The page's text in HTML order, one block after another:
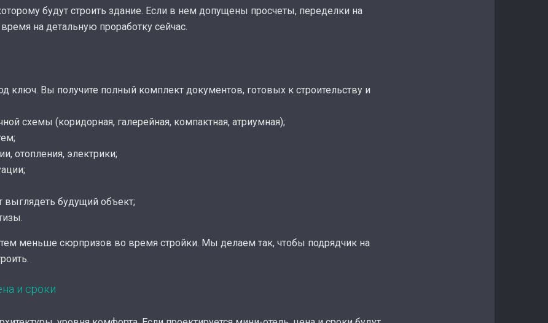
будут строить здание. Если в нем допущены просчеты, переделки на
на детальную проработку сейчас.
ключ. Вы получите полный комплект документов, готовых к строительству и
схемы (коридорная, галерейная, компактная, атриумная);
отопления, электрики;
выглядеть будущий объект;
меньше сюрпризов во время стройки. Мы делаем так, чтобы подрядчик на
и сроки